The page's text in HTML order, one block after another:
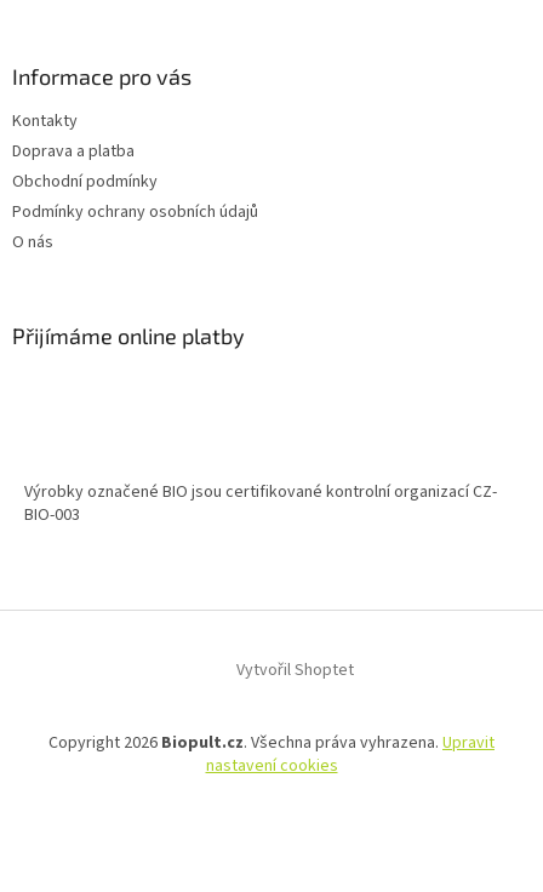
Informace pro vás
Kontakty
Doprava a platba
Obchodní podmínky
Podmínky ochrany osobních údajů
O nás
Přijímáme online platby
Výrobky označené BIO jsou certifikované kontrolní organizací CZ-
BIO-003
Vytvořil Shoptet
Copyright 2026 Biopult.cz. Všechna práva vyhrazena. Upravit
nastavení cookies